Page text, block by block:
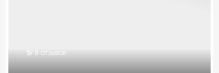
5/ 8 отзывов